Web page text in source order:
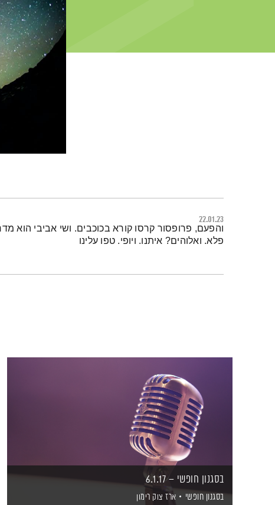
22.01.23
תמצית הפודקאסט
והפעם, פרופסור קרסו קורא בכוכבים. ושי אביבי הוא
פלא. ואלוהים? איתנו. ויופי. טפו עלינו
בסגנון חופשי – 6.1.17
בסגנון חופשי ארז צוק רימון